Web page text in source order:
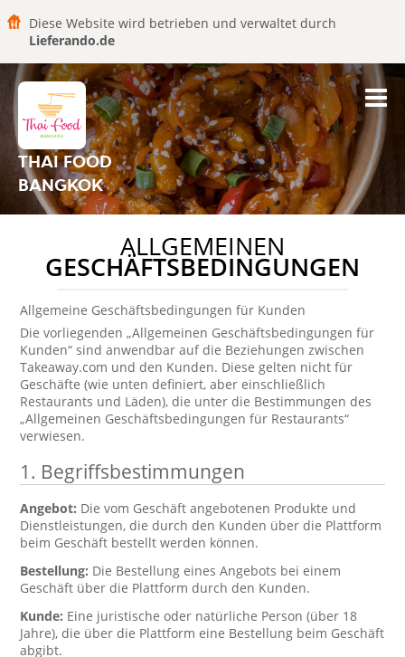
Diese Website wird betrieben und verwaltet durch
Lieferando.de
THAI FOOD
BANGKOK
ALLGEMEINEN
GESCHÄFTSBEDINGUNGEN
Allgemeine Geschäftsbedingungen für Kunden
Die vorliegenden „Allgemeinen Geschäftsbedingungen für
Kunden“ sind anwendbar auf die Beziehungen zwischen
Takeaway.com und den Kunden. Diese gelten nicht für
Geschäfte (wie unten definiert, aber einschließlich
Restaurants und Läden), die unter die Bestimmungen des
„Allgemeinen Geschäftsbedingungen für Restaurants“
verwiesen.
1. Begriffsbestimmungen
Angebot: Die vom Geschäft angebotenen Produkte und
Dienstleistungen, die durch den Kunden über die Plattform
beim Geschäft bestellt werden können.
Bestellung: Die Bestellung eines Angebots bei einem
Geschäft über die Plattform durch den Kunden.
Kunde: Eine juristische oder natürliche Person (über 18
Jahre), die über die Plattform eine Bestellung beim Geschäft
abgibt.